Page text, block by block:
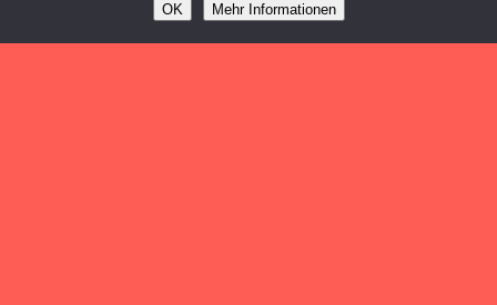
OK Mehr Informationen